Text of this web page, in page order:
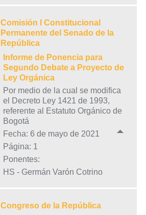
Comisión I Constitucional
Permanente del Senado de la
República
Informe de Ponencia para
Segundo Debate a Proyecto de
Ley Orgánica
Por medio de la cual se modifica
el Decreto Ley 1421 de 1993,
referente al Estatuto Orgánico de
Bogotá
Fecha: 6 de mayo de 2021
Página: 1
Ponentes:
HS - Germán Varón Cotrino
Congreso de la República